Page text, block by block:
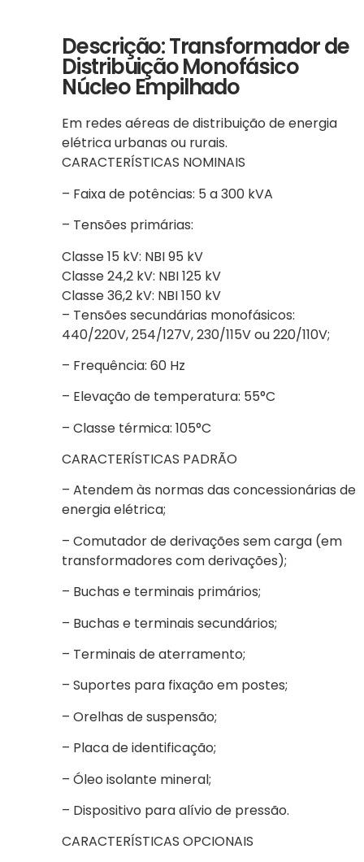
Descrição: Transformador de
Distribuição Monofásico
Núcleo Empilhado
Em redes aéreas de distribuição de energia
elétrica urbanas ou rurais.
CARACTERÍSTICAS NOMINAIS
– Faixa de potências: 5 a 300 kVA
– Tensões primárias:
Classe 15 kV: NBI 95 kV
Classe 24,2 kV: NBI 125 kV
Classe 36,2 kV: NBI 150 kV
– Tensões secundárias monofásicos:
440/220V, 254/127V, 230/115V ou 220/110V;
– Frequência: 60 Hz
– Elevação de temperatura: 55°C
– Classe térmica: 105°C
CARACTERÍSTICAS PADRÃO
– Atendem às normas das concessionárias de
energia elétrica;
– Comutador de derivações sem carga (em
transformadores com derivações);
– Buchas e terminais primários;
– Buchas e terminais secundários;
– Terminais de aterramento;
– Suportes para fixação em postes;
– Orelhas de suspensão;
– Placa de identificação;
– Óleo isolante mineral;
– Dispositivo para alívio de pressão.
CARACTERÍSTICAS OPCIONAIS